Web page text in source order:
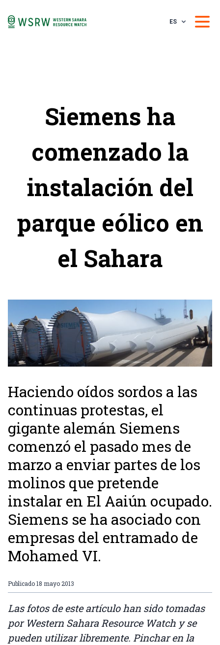
ES
Siemens ha
comenzado la
instalación del
parque eólico en
el Sahara
Haciendo oídos sordos a las
continuas protestas, el
gigante alemán Siemens
comenzó el pasado mes de
marzo a enviar partes de los
molinos que pretende
instalar en El Aaiún ocupado.
Siemens se ha asociado con
empresas del entramado de
Mohamed VI.
Publicado18 mayo 2013
Las fotos de este artículo han sido tomadas
por Western Sahara Resource Watch y se
pueden utilizar libremente. Pinchar en la